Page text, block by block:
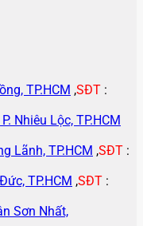
TP.HCM ,SĐT :
Nhiêu Lộc, TP.HCM
Lãnh, TP.HCM ,SĐT :
TP.HCM ,SĐT :
Sơn Nhất,